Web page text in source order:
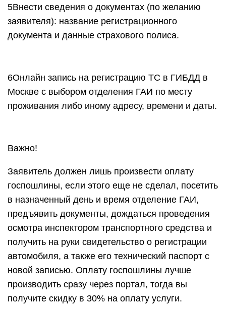
5Внести сведения о документах (по желанию
заявителя): название регистрационного
документа и данные страхового полиса.
6Онлайн запись на регистрацию ТС в ГИБДД в
Москве с выбором отделения ГАИ по месту
проживания либо иному адресу, времени и даты.
Важно!
Заявитель должен лишь произвести оплату
госпошлины, если этого еще не сделал, посетить
в назначенный день и время отделение ГАИ,
предъявить документы, дождаться проведения
осмотра инспектором транспортного средства и
получить на руки свидетельство о регистрации
автомобиля, а также его технический паспорт с
новой записью. Оплату госпошлины лучше
производить сразу через портал, тогда вы
получите скидку в 30% на оплату услуги.